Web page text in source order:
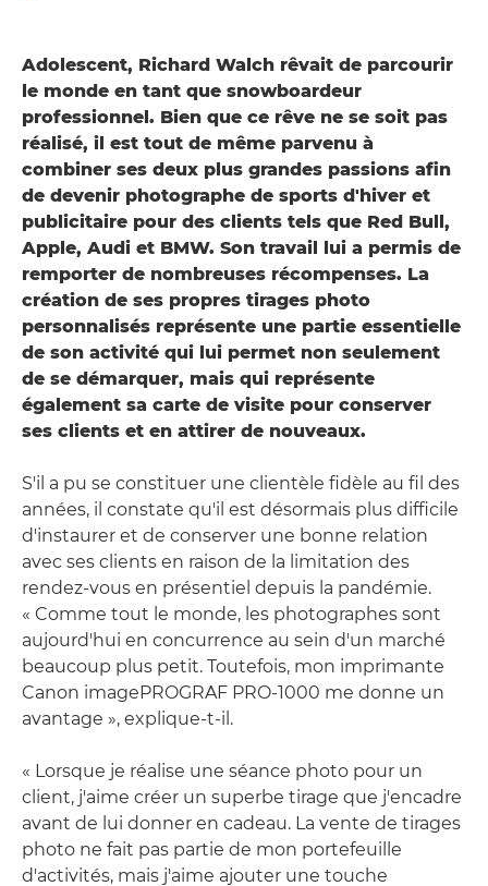
Adolescent, Richard Walch rêvait de parcourir
le monde en tant que snowboardeur
professionnel. Bien que ce rêve ne se soit pas
réalisé, il est tout de même parvenu à
combiner ses deux plus grandes passions afin
de devenir photographe de sports d'hiver et
publicitaire pour des clients tels que Red Bull,
Apple, Audi et BMW. Son travail lui a permis de
remporter de nombreuses récompenses. La
création de ses propres tirages photo
personnalisés représente une partie essentielle
de son activité qui lui permet non seulement
de se démarquer, mais qui représente
également sa carte de visite pour conserver
ses clients et en attirer de nouveaux.
S'il a pu se constituer une clientèle fidèle au fil des
années, il constate qu'il est désormais plus difficile
d'instaurer et de conserver une bonne relation
avec ses clients en raison de la limitation des
rendez-vous en présentiel depuis la pandémie.
« Comme tout le monde, les photographes sont
aujourd'hui en concurrence au sein d'un marché
beaucoup plus petit. Toutefois, mon imprimante
Canon imagePROGRAF PRO-1000 me donne un
avantage », explique-t-il.
« Lorsque je réalise une séance photo pour un
client, j'aime créer un superbe tirage que j'encadre
avant de lui donner en cadeau. La vente de tirages
photo ne fait pas partie de mon portefeuille
d'activités, mais j'aime ajouter une touche